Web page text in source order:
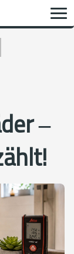
‒